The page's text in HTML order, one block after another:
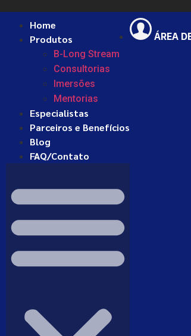
Home
Produtos
B-Long Stream
Consultorias
Imersões
Mentorias
Especialistas
Parceiros e Benefícios
Blog
FAQ/Contato
ÁREA